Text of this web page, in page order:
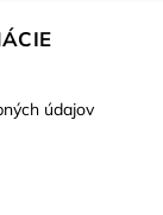
údajov